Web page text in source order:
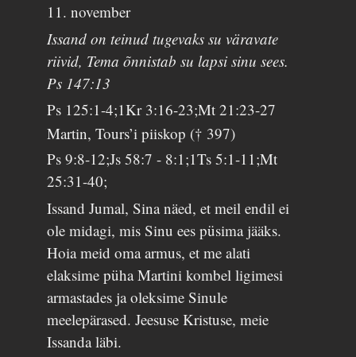
11. november
Issand on teinud tugevaks su väravate
riivid, Tema õnnistab su lapsi sinu sees.
Ps 147:13
Ps 125:1-4;1Kr 3:16-23;Mt 21:23-27
Martin, Tours’i piiskop († 397)
Ps 9:8-12;Js 58:7 - 8:1;1Ts 5:1-11;Mt
25:31-40;
Issand Jumal, Sina näed, et meil endil ei
ole midagi, mis Sinu ees püsima jääks.
Hoia meid oma armus, et me alati
elaksime püha Martini kombel ligimesi
armastades ja oleksime Sinule
meelepärased. Jeesuse Kristuse, meie
Issanda läbi.